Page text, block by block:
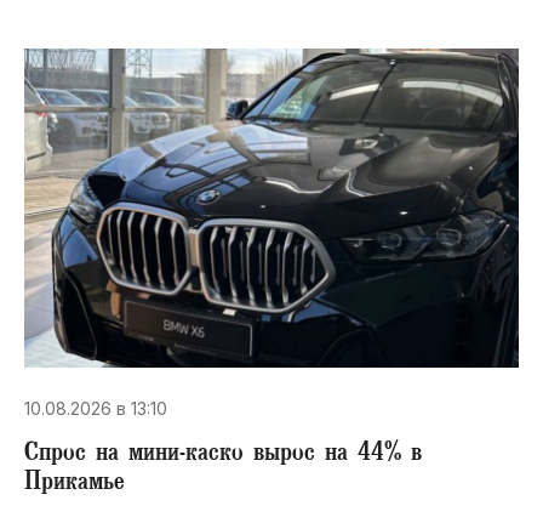
10.08.2026 в 13:10
Спрос на мини-каско вырос на 44% в
Прикамье